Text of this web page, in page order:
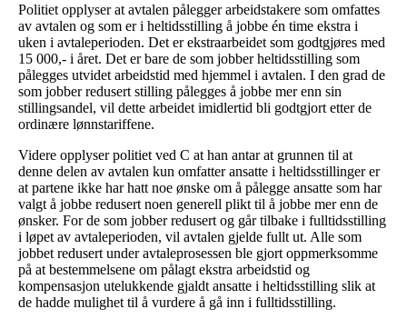
Politiet opplyser at avtalen pålegger arbeidstakere som omfattes
av avtalen og som er i heltidsstilling å jobbe én time ekstra i
uken i avtaleperioden. Det er ekstraarbeidet som godtgjøres med
15 000,- i året. Det er bare de som jobber heltidsstilling som
pålegges utvidet arbeidstid med hjemmel i avtalen. I den grad de
som jobber redusert stilling pålegges å jobbe mer enn sin
stillingsandel, vil dette arbeidet imidlertid bli godtgjort etter de
ordinære lønnstariffene.
Videre opplyser politiet ved C at han antar at grunnen til at
denne delen av avtalen kun omfatter ansatte i heltidsstillinger er
at partene ikke har hatt noe ønske om å pålegge ansatte som har
valgt å jobbe redusert noen generell plikt til å jobbe mer enn de
ønsker. For de som jobber redusert og går tilbake i fulltidsstilling
i løpet av avtaleperioden, vil avtalen gjelde fullt ut. Alle som
jobbet redusert under avtaleprosessen ble gjort oppmerksomme
på at bestemmelsene om pålagt ekstra arbeidstid og
kompensasjon utelukkende gjaldt ansatte i heltidsstilling slik at
de hadde mulighet til å vurdere å gå inn i fulltidsstilling.